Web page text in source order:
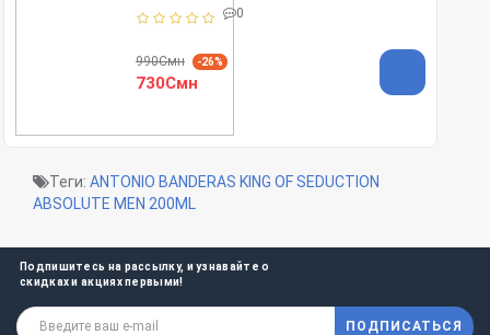
0
990Смн -26%
730Смн
Теги: ANTONIO BANDERAS KING OF SEDUCTION
ABSOLUTE MEN 200ML
Подпишитесь на рассылку, и узнавайте о
скидках и акциях первыми!
ПОДПИСАТЬСЯ